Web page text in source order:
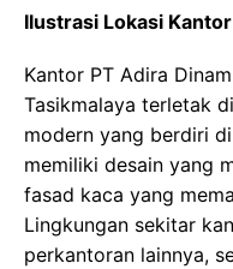
Ilustrasi Lokasi Kantor
Kantor PT Adira
Tasikmalaya terletak
modern yang berdiri
memiliki desain yang
fasad kaca yang
Lingkungan sekitar
perkantoran lainnya,